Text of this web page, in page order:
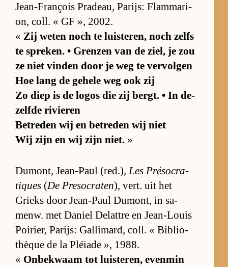
Je­an-François Pra­deau, Pa­rijs: Flam­ma­ri­
on, coll. « GF », 2002.
« Zij we­ten noch te luis­te­ren, noch zelfs
te spre­ken. • Gren­zen van de ziel, je zou
ze niet vin­den door je weg te ver­vol­gen
Hoe lang de ge­hele weg ook zij
Zo diep is de lo­gos die zij bergt. • In de­
zelfde ri­vie­ren
Be­tre­den wij en be­tre­den wij niet
Wij zijn en wij zijn niet. »
Du­mont, Je­an-Paul (red.), Les Préso­cra­
tiques (De Pre­so­cra­ten), vert. uit het
Grieks door Je­an-Paul Du­mont, in sa­
menw. met Da­niel De­lat­tre en Je­an-Louis
Poi­rier, Pa­rijs: Gal­li­mard, coll. « Bi­bli­o­
thèque de la Pléi­ade », 1988.
« On­be­kwaam tot luis­te­ren, even­min